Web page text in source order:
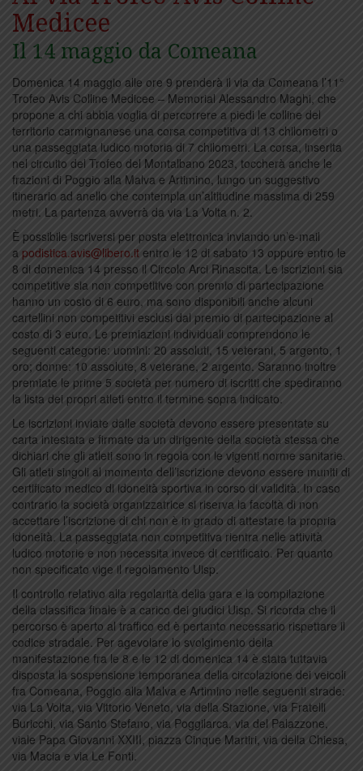
Medicee
Il 14 maggio da Comeana
Domenica 14 maggio alle ore 9 prenderà il via da Comeana l’11°
Trofeo Avis Colline Medicee – Memorial Alessandro Maghi, che
propone a chi abbia voglia di percorrere a piedi le colline del
territorio carmignanese una corsa competitiva di 13 chilometri o
una passeggiata ludico motoria di 7 chilometri. La corsa, inserita
nel circuito del Trofeo del Montalbano 2023, toccherà anche le
frazioni di Poggio alla Malva e Artimino, lungo un suggestivo
itinerario ad anello che contempla un’altitudine massima di 259
metri. La partenza avverrà da via La Volta n. 2.
È possibile iscriversi per posta elettronica inviando un’e-mail
a podistica.avis@libero.it entro le 12 di sabato 13 oppure entro le
8 di domenica 14 presso il Circolo Arci Rinascita. Le iscrizioni sia
competitive sia non competitive con premio di partecipazione
hanno un costo di 6 euro, ma sono disponibili anche alcuni
cartellini non competitivi esclusi dal premio di partecipazione al
costo di 3 euro. Le premiazioni individuali comprendono le
seguenti categorie: uomini: 20 assoluti, 15 veterani, 5 argento, 1
oro; donne: 10 assolute, 8 veterane, 2 argento. Saranno inoltre
premiate le prime 5 società per numero di iscritti che spediranno
la lista dei propri atleti entro il termine sopra indicato.
Le iscrizioni inviate dalle società devono essere presentate su
carta intestata e firmate da un dirigente della società stessa che
dichiari che gli atleti sono in regola con le vigenti norme sanitarie.
Gli atleti singoli al momento dell’iscrizione devono essere muniti di
certificato medico di idoneità sportiva in corso di validità. In caso
contrario la società organizzatrice si riserva la facoltà di non
accettare l’iscrizione di chi non è in grado di attestare la propria
idoneità. La passeggiata non competitiva rientra nelle attività
ludico motorie e non necessita invece di certificato. Per quanto
non specificato vige il regolamento Uisp.
Il controllo relativo alla regolarità della gara e la compilazione
della classifica finale è a carico dei giudici Uisp. Si ricorda che il
percorso è aperto al traffico ed è pertanto necessario rispettare il
codice stradale. Per agevolare lo svolgimento della
manifestazione fra le 8 e le 12 di domenica 14 è stata tuttavia
disposta la sospensione temporanea della circolazione dei veicoli
fra Comeana, Poggio alla Malva e Artimino nelle seguenti strade:
via La Volta, via Vittorio Veneto, via della Stazione, via Fratelli
Buricchi, via Santo Stefano, via Poggilarca, via del Palazzone,
viale Papa Giovanni XXIII, piazza Cinque Martiri, via della Chiesa,
via Macia e via Le Fonti.